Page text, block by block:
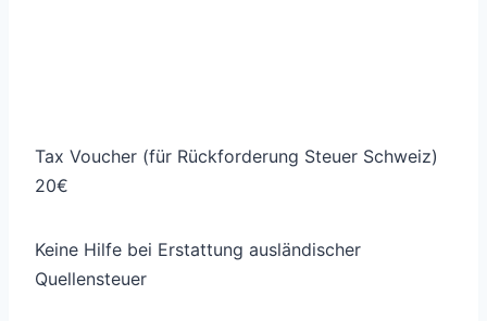
Tax Voucher (für Rückforderung Steuer Schweiz)
20€
Keine Hilfe bei Erstattung ausländischer
Quellensteuer